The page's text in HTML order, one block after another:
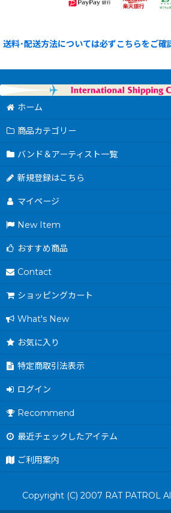
送料･配送方法については必ずこちらをご確
ホーム
商品カテゴリー
バンド＆アーティスト一覧
新規登録はこちら
マイページ
New Item
おすすめ商品
Contact
ショッピングカート
What's New
お気に入り
特定商取引法表示
ログイン
Recommend
最近チェックしたアイテム
ご利用案内
Copyright (C) 2007 RAT PATROL